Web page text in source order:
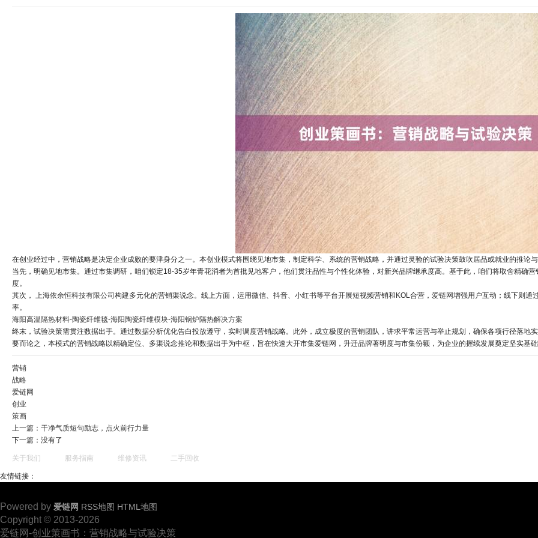
在创业经过中，营销战略是决定企业成败的要津身分之一。本创业模式将围绕见地市集，制定科学、系统的营销战略，并通过灵验的试验决策鼓吹居品或就业的推论
当先，明确见地市集。通过市集调研，咱们锁定18-35岁年青花消者为首批见地客户，他们贯注品性与个性化体验，对新兴品牌继承度高。基于此，咱们将取舍精确营
度。
其次， 上海依余恒科技有限公司 构建多元化的营销渠说念。线上方面，运用微信、抖音、小红书等平台开展短视频营销和KOL合营， 爱链网增强用户互动；线下则通
率。
海阳高温隔热材料-陶瓷纤维毯-海阳陶瓷纤维模块-海阳锅炉隔热解决方案
终末，试验决策需贯注数据出手。通过数据分析优化告白投放遵守，实时调度营销战略。此外，成立极度的营销团队，讲求平常运营与举止规划，确保各项行径落地
要而论之，本模式的营销战略以精确定位、多渠说念推论和数据出手为中枢，旨在快速大开市集爱链网，升迁品牌著明度与市集份额，为企业的握续发展奠定坚实基
营销
战略
爱链网
创业
策画
上一篇： 干净气质短句励志，点火前行力量
下一篇：没有了
关于我们 服务指南 维修资讯 二手回收
友情链接：
Powered by 爱链网 RSS地图 HTML地图
Copyright © 2013-2026
爱链网-创业策画书：营销战略与试验决策